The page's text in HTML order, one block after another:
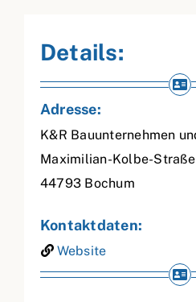
Details:
Adresse:
K&R Bauunternehmen
Maximilian-Kolbe-
44793 Bochum
Kontaktdaten:
Website